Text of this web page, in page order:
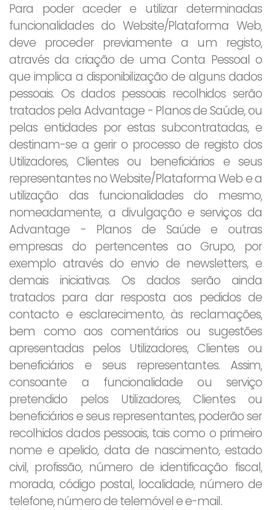
Para poder aceder e utilizar determinadas
funcionalidades do Website/Plataforma Web,
deve proceder previamente a um registo,
através da criação de uma Conta Pessoal o
que implica a disponibilização de alguns dados
pessoais. Os dados pessoais recolhidos serão
tratados pela Advantage - Planos de Saúde, ou
pelas entidades por estas subcontratadas, e
destinam-se a gerir o processo de registo dos
Utilizadores, Clientes ou beneficiários e seus
representantes no Website/Plataforma Web e a
utilização das funcionalidades do mesmo,
nomeadamente, a divulgação e serviços da
Advantage - Planos de Saúde e outras
empresas do pertencentes ao Grupo, por
exemplo através do envio de newsletters, e
demais iniciativas. Os dados serão ainda
tratados para dar resposta aos pedidos de
contacto e esclarecimento, às reclamações,
bem como aos comentários ou sugestões
apresentadas pelos Utilizadores, Clientes ou
beneficiários e seus representantes. Assim,
consoante a funcionalidade ou serviço
pretendido pelos Utilizadores, Clientes ou
beneficiários e seus representantes, poderão ser
recolhidos dados pessoais, tais como o primeiro
nome e apelido, data de nascimento, estado
civil, profissão, número de identificação fiscal,
morada, código postal, localidade, número de
telefone, número de telemóvel e e-mail.